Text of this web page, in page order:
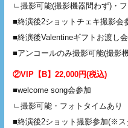
ㄴ撮影可能(撮影機器問わず)・
■終演後2ショットチェキ撮影
■終演後Valentineギフトお渡し
■アンコールのみ撮影可能(撮影
②VIP【B】22,000円(税込)
■welcome song会参加
ㄴ撮影可能・フォトタイムあり
■終演後2ショット撮影参加(※ス